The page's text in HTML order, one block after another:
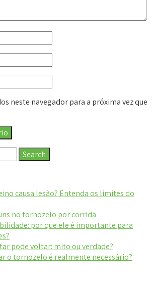
neste navegador para a próxima vez que
causa lesão? Entenda os limites do
no tornozelo por corrida
por que ele é importante para
pode voltar: mito ou verdade?
o tornozelo é realmente necessário?